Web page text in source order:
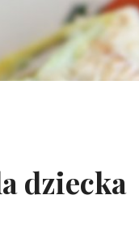
dziecka